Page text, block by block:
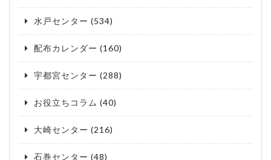
水戸センター (534)
配布カレンダー (160)
宇都宮センター (288)
お役立ちコラム (40)
大崎センター (216)
石巻センター (48)